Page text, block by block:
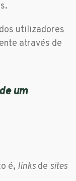
utilizadores
através de
é, links de sites